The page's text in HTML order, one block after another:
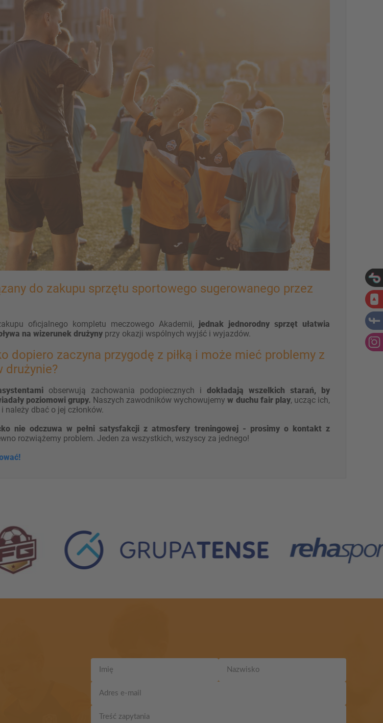
do zakupu sprzętu sportowego sugerowanego przez
oficjalnego kompletu meczowego Akademii, jednak jednorodny sprzęt ułatwia
na wizerunek drużynyprzy okazji wspólnych wyjść i wyjazdów.
dopiero zaczyna przygodę z piłką i może mieć problemy z
drużynie?
obserwują zachowania podopiecznych i dokładają wszelkich starań, by
poziomowi grupy. Naszych zawodników wychowujemyw duchu fair play, ucząc ich,
dbać o jej członków.
nie odczuwa w pełni satysfakcji z atmosfery treningowej - prosimy o kontakt z
rozwiążemy problem. Jeden za wszystkich, wszyscy za jednego!